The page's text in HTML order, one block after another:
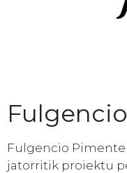
Fulgencio
jatorritik proiektu